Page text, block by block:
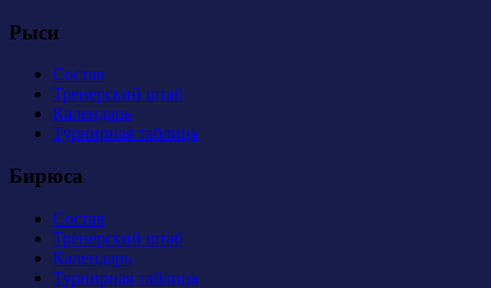
Рыси
Состав
Тренерский штаб
Календарь
Турнирная таблица
Бирюса
Состав
Тренерский штаб
Календарь
Турнирная таблица